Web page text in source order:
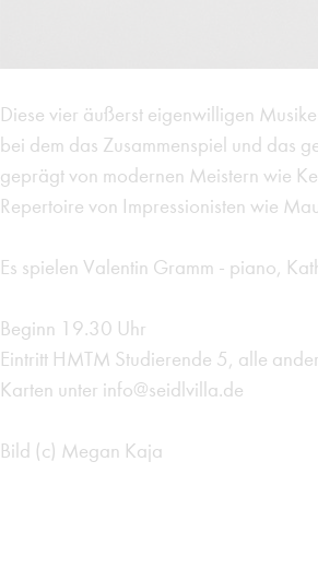
Diese vier äußerst eigenwilligen
bei dem das Zusammenspiel und das
geprägt von modernen Meistern wie
Repertoire von Impressionisten wie
Es spielen Valentin Gramm - piano,
Beginn 19.30 Uhr
Eintritt HMTM Studierende 5, alle
Karten unter info@seidlvilla.de
Bild (c) Megan Kaja